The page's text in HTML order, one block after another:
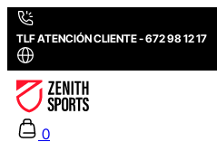
TLF ATENCIÓN CLIENTE - 672 98 12 17
0